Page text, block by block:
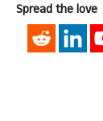
Spread the love